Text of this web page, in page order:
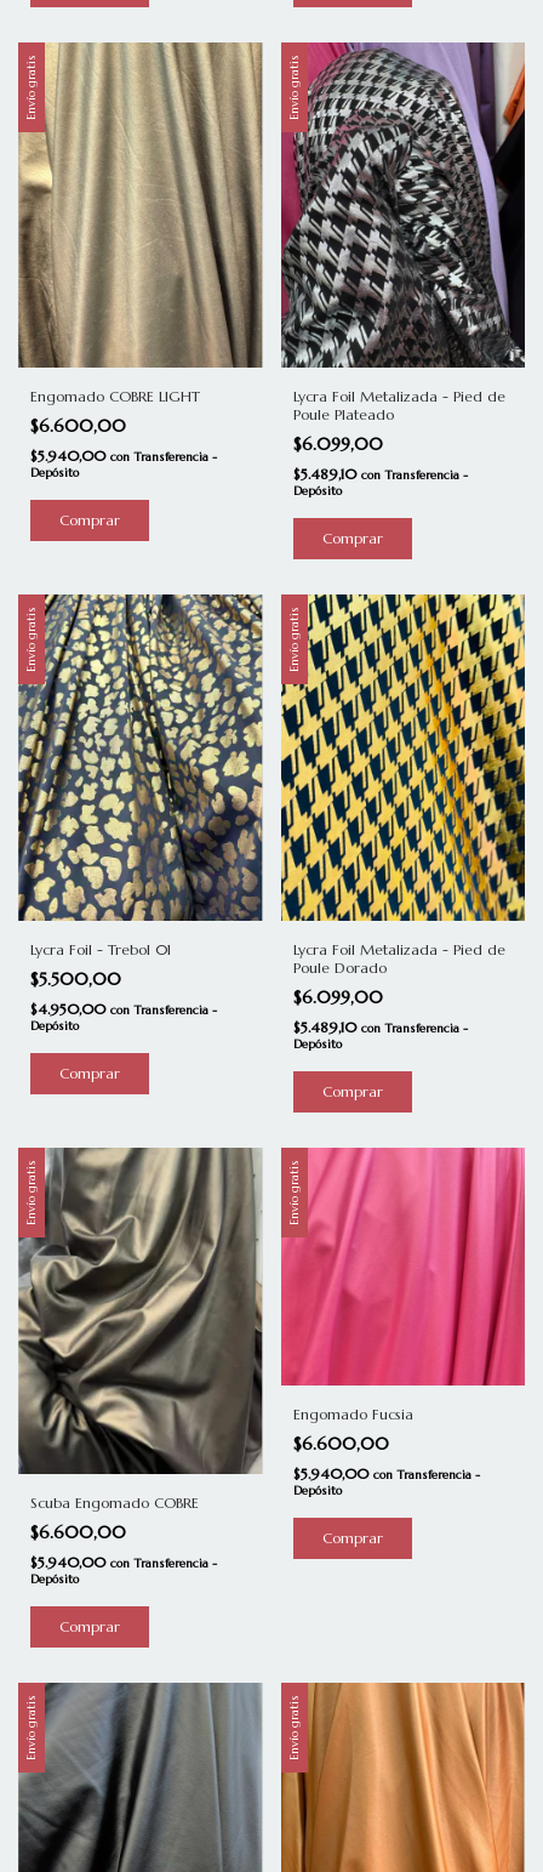
Envío gratis
Engomado COBRE LIGHT
$6.600,00
$5.940,00 con Transferencia -
Depósito
Envío gratis
Lycra Foil Metalizada - Pied de
Poule Plateado
$6.099,00
$5.489,10 con Transferencia -
Depósito
Envío gratis
Lycra Foil - Trebol 01
$5.500,00
$4.950,00 con Transferencia -
Depósito
Comprar
Envío gratis
Lycra Foil Metalizada - Pied de
Poule Dorado
$6.099,00
$5.489,10 con Transferencia -
Depósito
Envío gratis
Scuba Engomado COBRE
$6.600,00
$5.940,00 con Transferencia -
Depósito
Envío gratis
Engomado Fucsia
$6.600,00
$5.940,00 con Transferencia -
Depósito
Comprar
Envío gratis Envío gratis